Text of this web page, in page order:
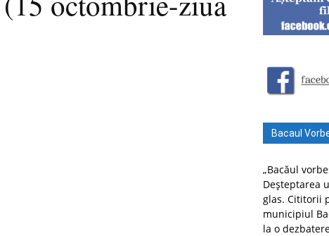
Bacaul
„Bacăul
Deșteptarea
glas. Cititorii
municipiul
la o